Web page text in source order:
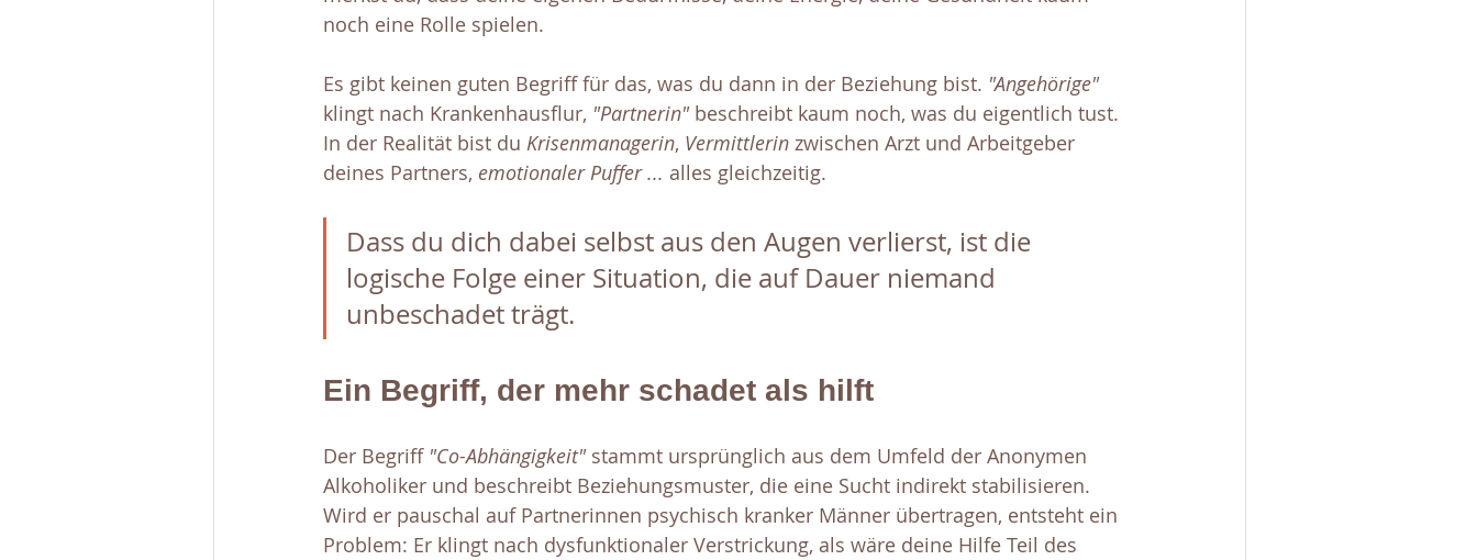
noch eine Rolle spielen.
Es gibt keinen guten Begriff für das, was du dann in der Beziehung bist. "Angehörige"
klingt nach Krankenhausflur, "Partnerin" beschreibt kaum noch, was du eigentlich tust.
In der Realität bist du Krisenmanagerin, Vermittlerin zwischen Arzt und Arbeitgeber
deines Partners, emotionaler Puffer ... alles gleichzeitig.
Dass du dich dabei selbst aus den Augen verlierst, ist die
logische Folge einer Situation, die auf Dauer niemand
unbeschadet trägt.
Ein Begriff, der mehr schadet als hilft
Der Begriff "Co-Abhängigkeit" stammt ursprünglich aus dem Umfeld der Anonymen
Alkoholiker und beschreibt Beziehungsmuster, die eine Sucht indirekt stabilisieren.
Wird er pauschal auf Partnerinnen psychisch kranker Männer übertragen, entsteht ein
Problem: Er klingt nach dysfunktionaler Verstrickung, als wäre deine Hilfe Teil des